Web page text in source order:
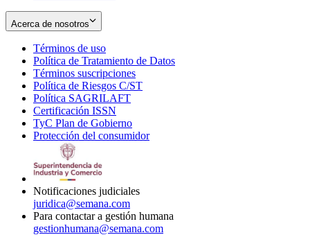
Acerca de nosotros
Términos de uso
in
new
window
Política de Tratamiento de Datos
Términos suscripciones
in
Política de Riesgos C/ST
Política SAGRILAFT
new
window
Certificación ISSN
in
new
TyC Plan de Gobierno
in
Protección del consumidorOpens
Notificaciones judiciales
juridica@semana.com
Para contactar a gestión humana
gestionhumana@semana.com